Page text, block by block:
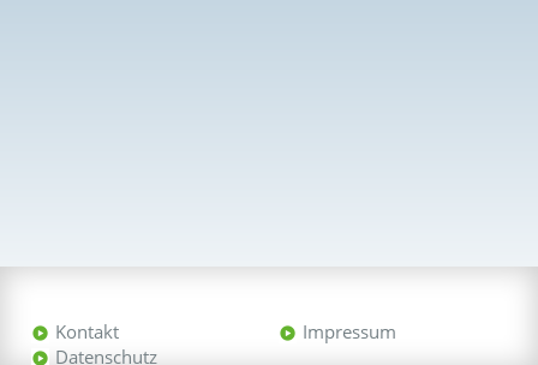
Kontakt
Impressum
Datenschutz